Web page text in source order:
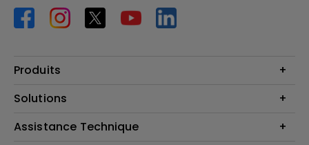
Produits
Vidéoprojecteurs
Éclairage
Solutions
Business Display
Assistance Technique